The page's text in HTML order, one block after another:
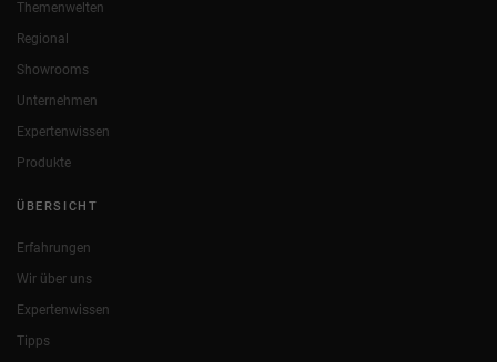
Themenwelten
Regional
Showrooms
Unternehmen
Expertenwissen
Produkte
ÜBERSICHT
Erfahrungen
Wir über uns
Expertenwissen
Tipps